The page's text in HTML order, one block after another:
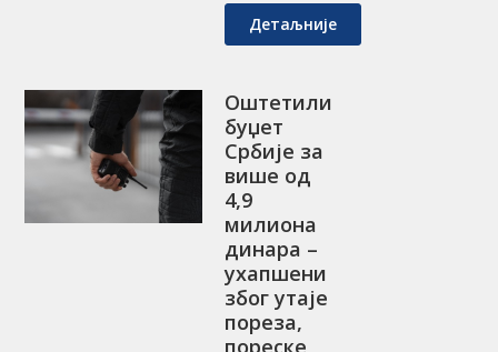
Детаљније
Оштетили
буџет
Србије за
више од
4,9
милиона
динара –
ухапшени
због утаје
пореза,
пореске